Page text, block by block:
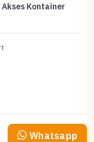
Kontainer
Whatsapp